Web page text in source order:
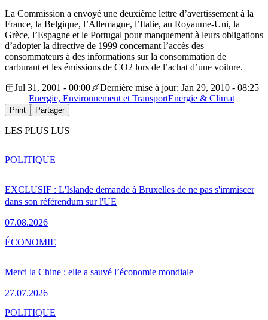
La Commission a envoyé une deuxième lettre d’avertissement à la
France, la Belgique, l’Allemagne, l’Italie, au Royaume-Uni, la
Grèce, l’Espagne et le Portugal pour manquement à leurs obligations
d’adopter la directive de 1999 concernant l’accès des
consommateurs à des informations sur la consommation de
carburant et les émissions de CO2 lors de l’achat d’une voiture.
Jul 31, 2001 - 00:00
Dernière mise à jour: Jan 29, 2010 - 08:25
Energie, Environnement et TransportEnergie & Climat
Print Partager
LES PLUS LUS
EXCLUSIF : L'Islande demande à Bruxelles de ne pas s'immiscer
dans son référendum sur l'UE
07.08.2026
POLITIQUE
Merci la Chine : elle a sauvé l’économie mondiale
27.07.2026
ÉCONOMIE
POLITIQUE